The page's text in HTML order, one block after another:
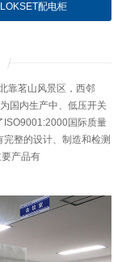
配电柜
靠茗山风景区，西邻
国内生产中、低压开关
ISO9001:2000国际质量
整的设计、制造和检测
产品有